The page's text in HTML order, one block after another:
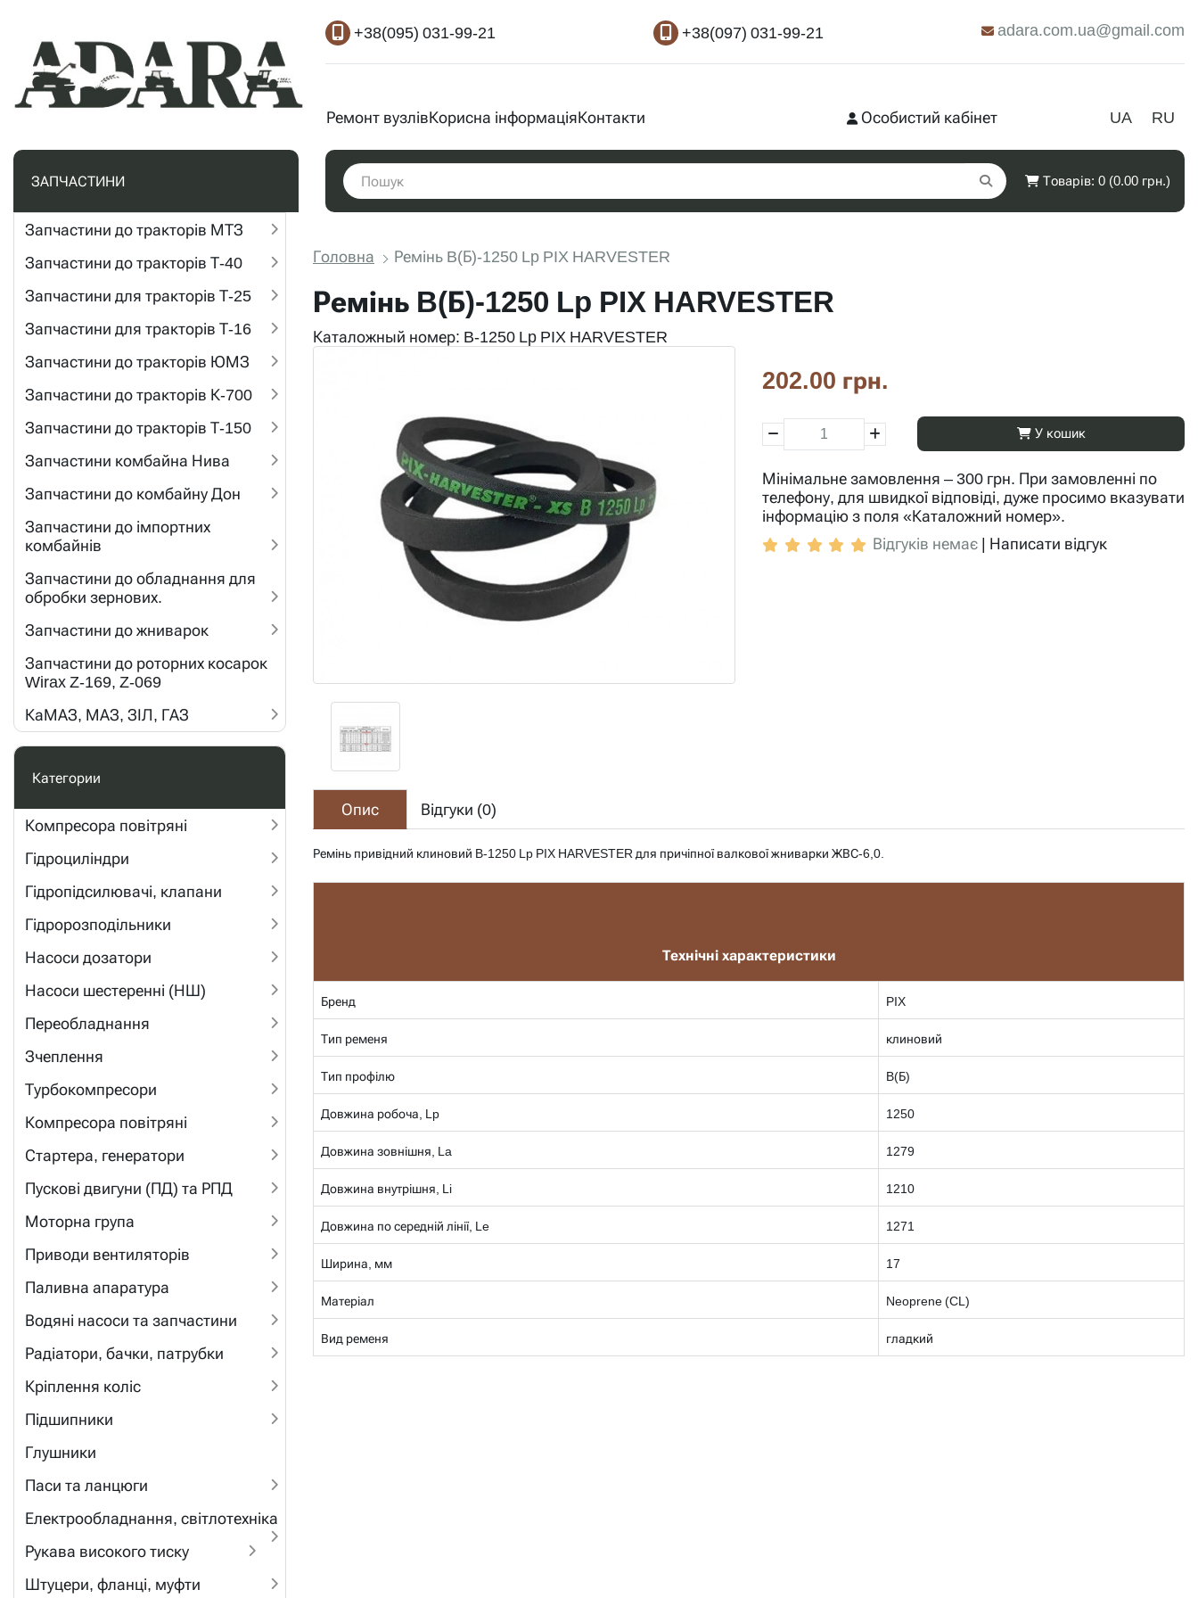
+38(095) 031-99-21 +38(097) 031-99-21 adara.com.ua@gmail.com
Ремонт вузлівКорисна інформаціяКонтакти UA RU
Особистий кабінет
ЗАПЧАСТИНИ Товарів: 0 (0.00 грн.)
Запчастини до тракторів МТЗ
Запчастини до тракторів Т-40
Запчастини для тракторів Т-25
Запчастини для тракторів Т-16
Запчастини до тракторів ЮМЗ
Запчастини до тракторів К-700
Запчастини до тракторів Т-150
Запчастини комбайна Нива
Запчастини до комбайну Дон
Запчастини до імпортних
комбайнів
Запчастини до обладнання для
обробки зернових.
Запчастини до жниварок
Запчастини до роторних косарок
Wirax Z-169, Z-069
КаМАЗ, МАЗ, ЗІЛ, ГАЗ
Категории
Компресора повітряні
Гідроциліндри
Гідропідсилювачі, клапани
Гідророзподільники
Насоси дозатори
Насоси шестеренні (НШ)
Переобладнання
Зчеплення
Турбокомпресори
Компресора повітряні
Стартера, генератори
Пускові двигуни (ПД) та РПД
Моторна група
Приводи вентиляторів
Паливна апаратура
Водяні насоси та запчастини
Радіатори, бачки, патрубки
Кріплення коліс
Підшипники
Глушники
Паси та ланцюги
Електрообладнання, світлотехніка
Рукава високого тиску
Штуцери, фланці, муфти
Головна Ремінь B(Б)-1250 Lp PIX HARVESTER
Ремінь B(Б)-1250 Lp PIX HARVESTER
Каталожный номер: B-1250 Lp PIX HARVESTER
202.00 грн.
У кошик
Мінімальне замовлення – 300 грн. При замовленні по
телефону, для швидкої відповіді, дуже просимо вказувати
інформацію з поля «Каталожний номер».
Відгуків немає | Написати відгук
Опис Відгуки (0)
Ремінь привідний клиновий B-1250 Lp PIX HARVESTER для причіпної валкової жниварки ЖВС-6,0.
Технічні характеристики
Бренд PIX
Тип ременя клиновий
Тип профілю B(Б)
Довжина робоча, Lp 1250
Довжина зовнішня, La 1279
Довжина внутрішня, Li 1210
Довжина по середній лінії, Le 1271
Ширина, мм 17
Матеріал Neoprene (CL)
Вид ременя гладкий